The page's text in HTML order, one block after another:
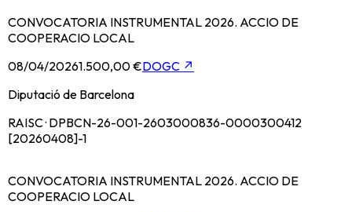
CONVOCATORIA INSTRUMENTAL 2026. ACCIO DE
COOPERACIO LOCAL
08/04/20261.500,00 €DOGC ↗
Diputació de Barcelona
RAISC · DPBCN-26-001-2603000836-0000300412
[20260408]-1
CONVOCATORIA INSTRUMENTAL 2026. ACCIO DE
COOPERACIO LOCAL